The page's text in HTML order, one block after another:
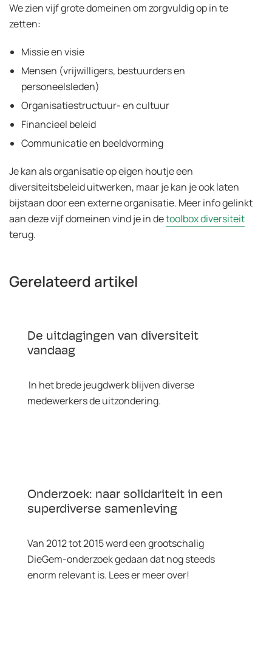
We zien vijf grote domeinen om zorgvuldig op in te
zetten:
Missie en visie
Mensen (vrijwilligers, bestuurders en
personeelsleden)
Organisatiestructuur- en cultuur
Financieel beleid
Communicatie en beeldvorming
Je kan als organisatie op eigen houtje een
diversiteitsbeleid uitwerken, maar je kan je ook laten
bijstaan door een externe organisatie. Meer info gelinkt
aan deze vijf domeinen vind je in detoolbox diversiteit
terug.
Gerelateerd artikel
De uitdagingen van diversiteit
vandaag
In het brede jeugdwerk blijven diverse
medewerkers de uitzondering.
Onderzoek: naar solidariteit in een
superdiverse samenleving
Van 2012 tot 2015 werd een grootschalig
DieGem-onderzoek gedaan dat nog steeds
enorm relevant is. Lees er meer over!